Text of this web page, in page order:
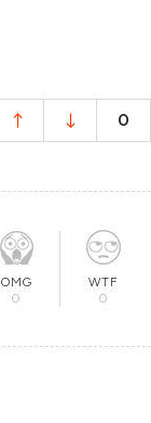
0
OMG
0
WTF
0